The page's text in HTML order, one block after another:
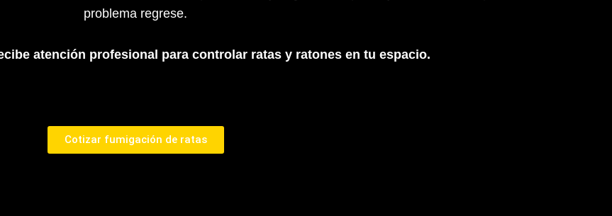
problema regrese.
atención profesional para controlar ratas y ratones en tu espacio.
Cotizar fumigación de ratas